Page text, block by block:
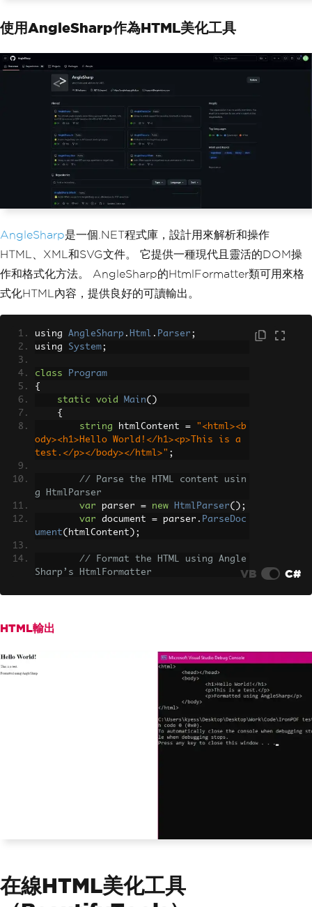
使用AngleSharp作為HTML美化工具
AngleSharp是一個.NET程式庫，設計用來解析和操作
HTML、XML和SVG文件。 它提供一種現代且靈活的DOM操
作和格式化方法。 AngleSharp的HtmlFormatter類可用來格
式化HTML內容，提供良好的可讀輸出。
using AngleSharp . Html . Parser ;
using System;
class
Program
{
static
void Main()
{
string htmlContent =
"<html><b
ody><h1>Hello World!</h1><p>This is a
test.</p></body></html>" ;
// Parse the HTML content usin
g HtmlParser
var parser = new HtmlParser();
var document = parser . ParseDoc
ument( htmlContent );
// Format the HTML using Angle
Sharp’s HtmlFormatter
}
VB C#
HTML輸出
在線HTML美化工具